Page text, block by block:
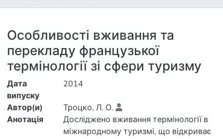
Особливості вживання та
перекладу французької
термінології зі сфери туризму
Дата
випуску
2014
Автор(и)
Троцко, Л. О.
Анотація
Досліджено вживання термінології в
міжнародному туризмі, що відкриває